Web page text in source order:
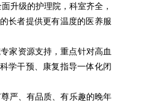
升级的护理院，科室齐全，
长者提供更有温度的医养服
家资源支持，重点针对高血
学干预、康复指导一体化闭
严、有品质、有乐趣的晚年